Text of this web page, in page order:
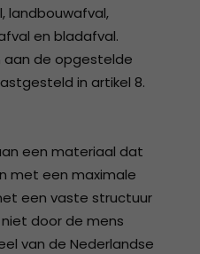
landbouwafval,
en bladafval.
aan de opgestelde
in artikel 8.
een materiaal dat
met een maximale
een vaste structuur
door de mens
van de Nederlandse